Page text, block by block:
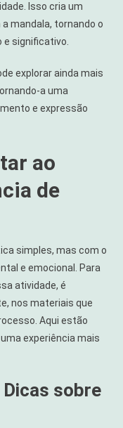
Isso cria um
mandala, tornando o
e significativo.
explorar ainda mais
a uma
e expressão
ao
de
simples, mas com o
e emocional. Para
atividade, é
nos materiais que
Aqui estão
experiência mais
sobre